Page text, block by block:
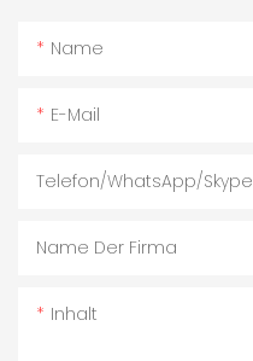
Name
E-Mail
Telefon/WhatsApp/Skype
Name Der Firma
Inhalt